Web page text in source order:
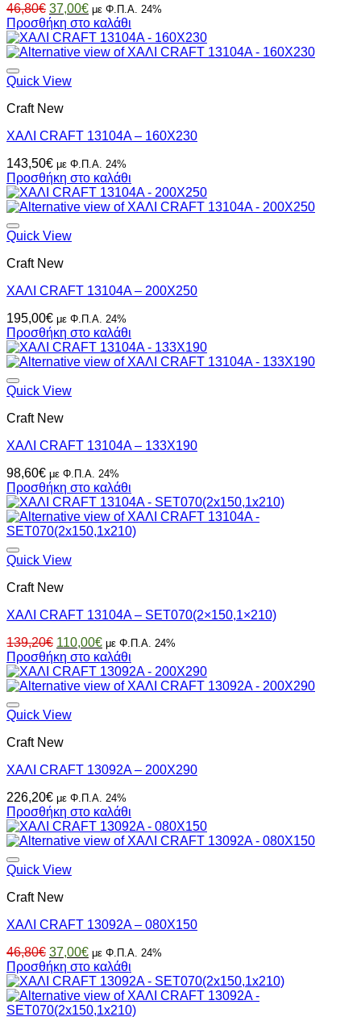
46,80€ Original
price
was:
46,80€.
37,00€Η
τρέχουσα
τιμή
είναι:
με Φ.Π.Α. 24%
Προσθήκη στο καλάθι
Quick View
Craft New
ΧΑΛΙ CRAFT 13104A – 160X230
143,50€ με Φ.Π.Α. 24%
Προσθήκη στο καλάθι
Quick View
Craft New
ΧΑΛΙ CRAFT 13104A – 200X250
195,00€ με Φ.Π.Α. 24%
Προσθήκη στο καλάθι
Quick View
Craft New
ΧΑΛΙ CRAFT 13104A – 133X190
98,60€ με Φ.Π.Α. 24%
Προσθήκη στο καλάθι
Quick View
Craft New
ΧΑΛΙ CRAFT 13104A – SET070(2×150,1×210)
139,20€ Original
price
was:
139,20€.
110,00€Η
τρέχουσα
τιμή
είναι:
με Φ.Π.Α. 24%
Προσθήκη στο καλάθι
Quick View
Craft New
ΧΑΛΙ CRAFT 13092A – 200X290
226,20€ με Φ.Π.Α. 24%
Προσθήκη στο καλάθι
Quick View
Craft New
ΧΑΛΙ CRAFT 13092A – 080X150
46,80€ Original
price
was:
46,80€.
37,00€Η
τρέχουσα
τιμή
είναι:
37,00€.
με Φ.Π.Α. 24%
Προσθήκη στο καλάθι